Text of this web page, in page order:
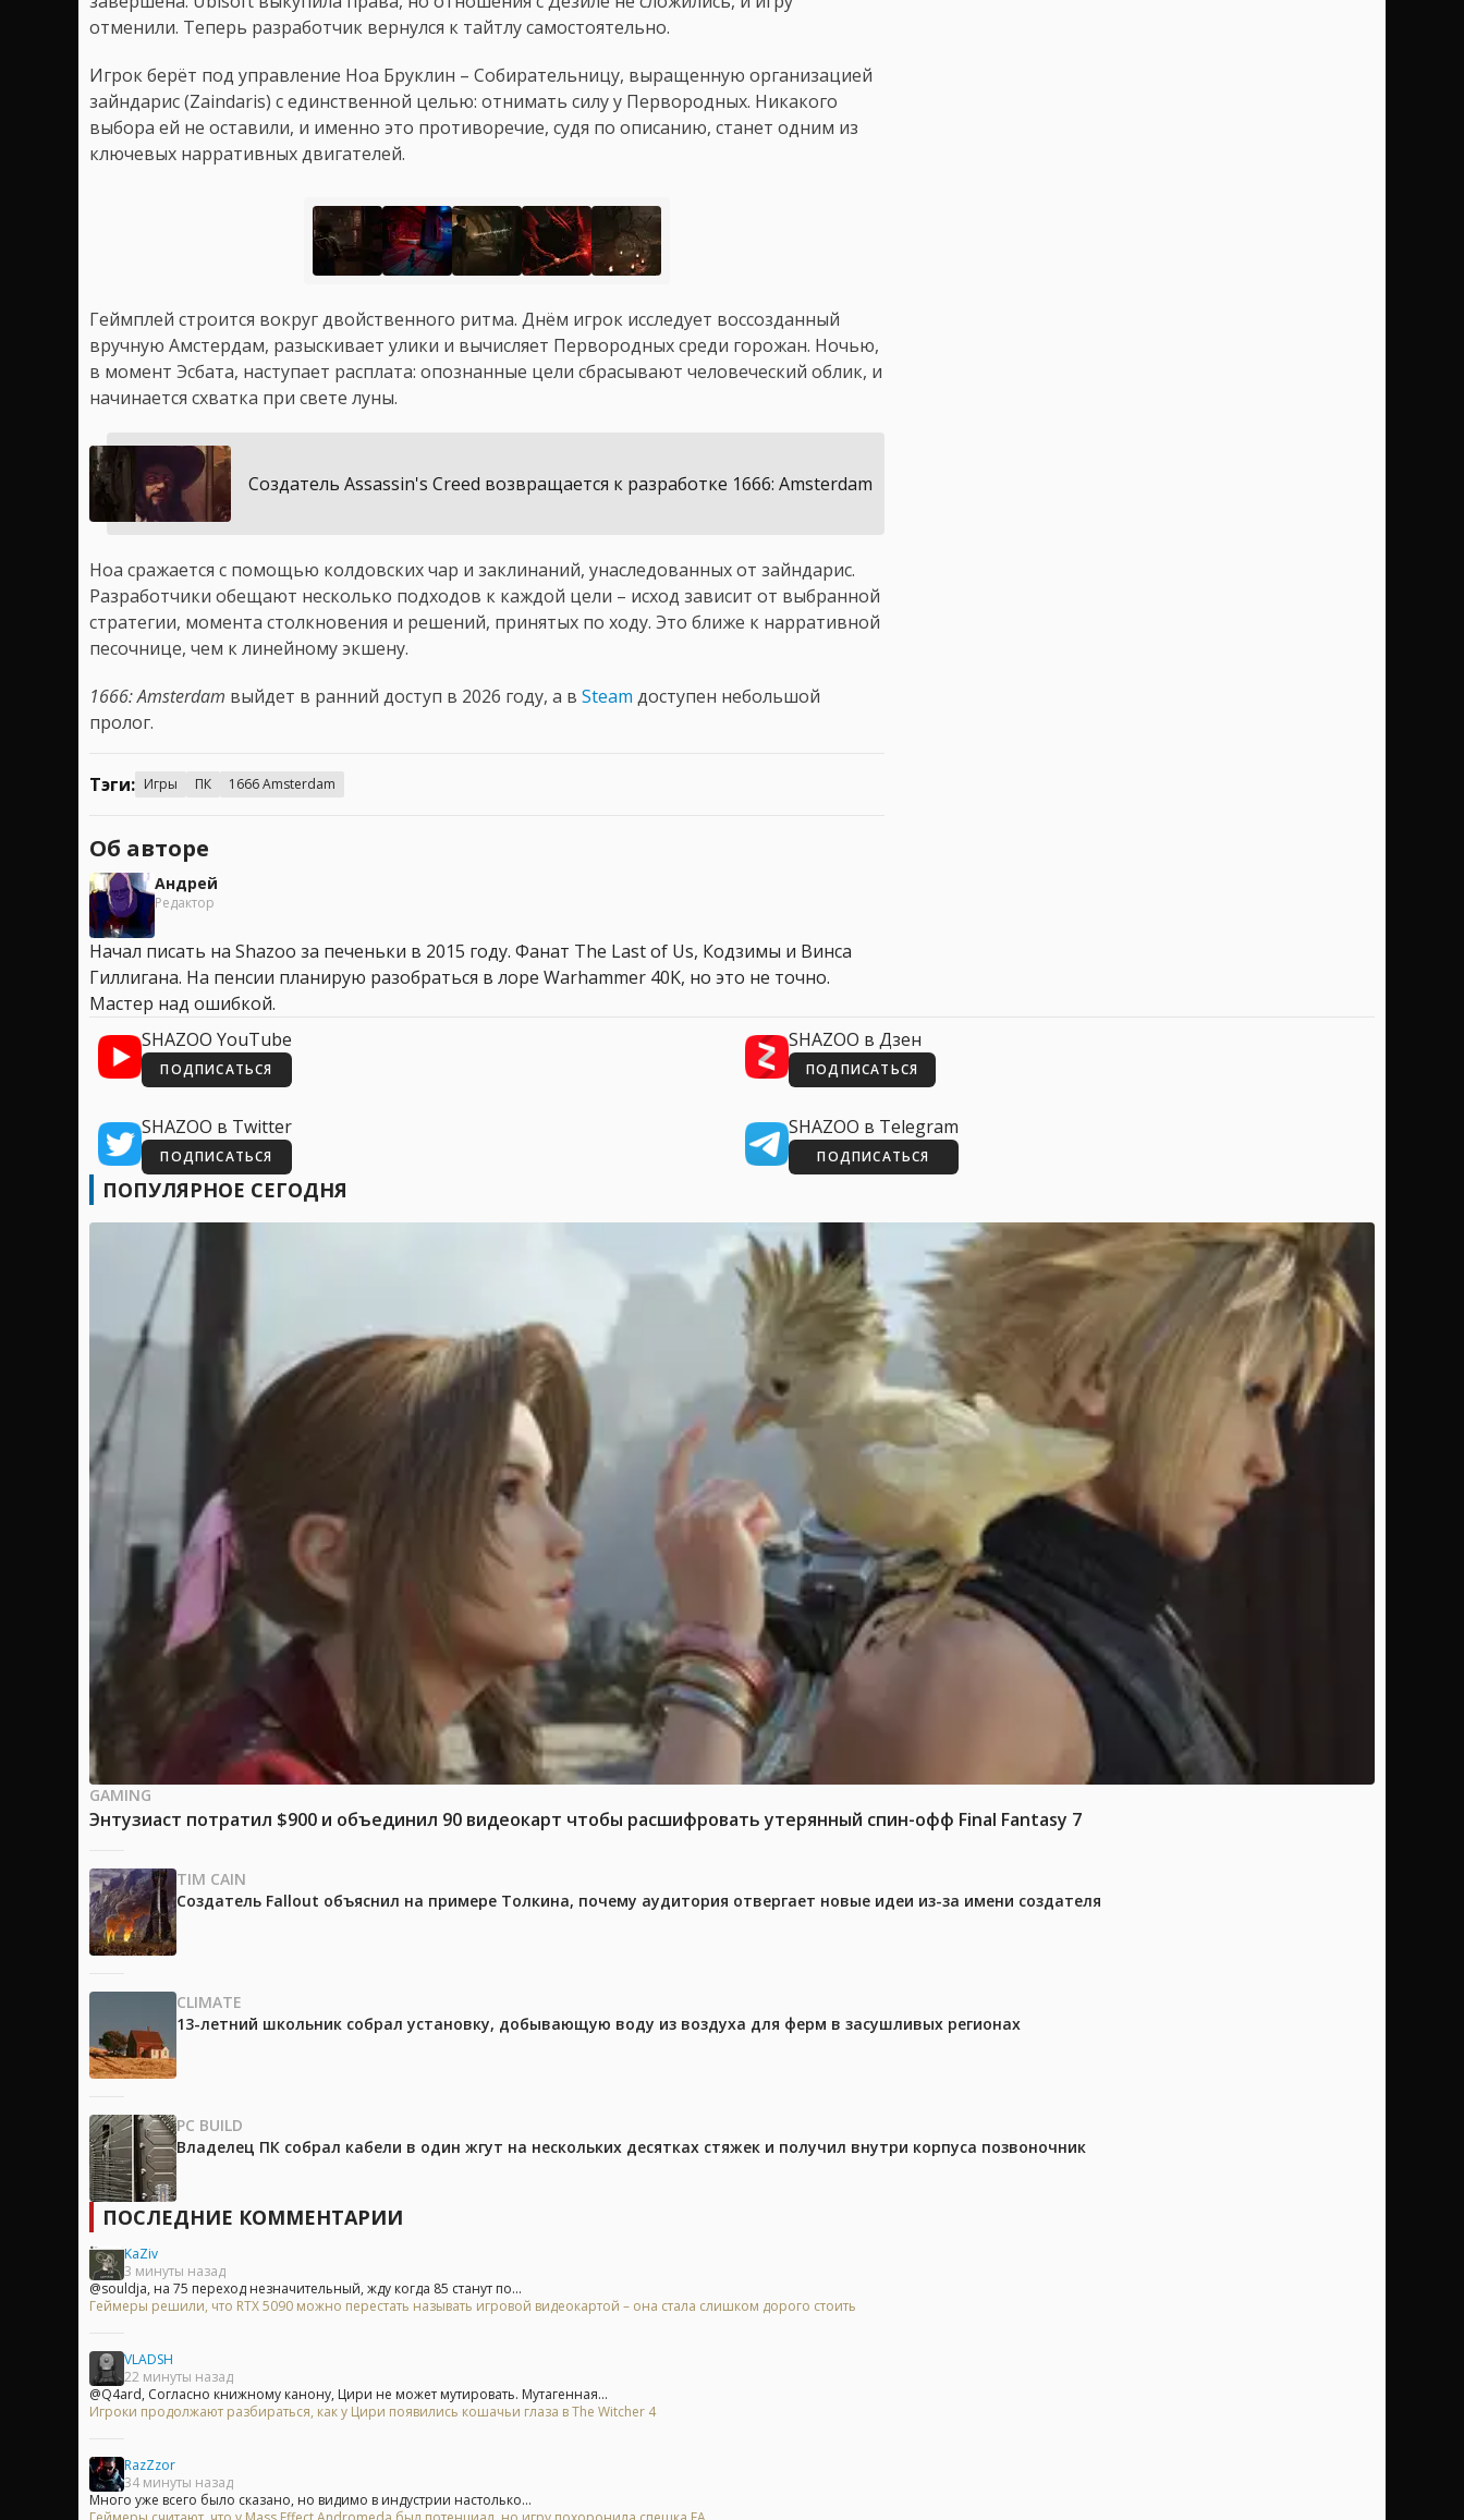
отменили. Теперь разработчик вернулся к тайтлу самостоятельно.
Игрок берёт под управление Ноа Бруклин – Собирательницу, выращенную организацией
зайндарис (Zaindaris) с единственной целью: отнимать силу у Первородных. Никакого
выбора ей не оставили, и именно это противоречие, судя по описанию, станет одним из
ключевых нарративных двигателей.
Геймплей строится вокруг двойственного ритма. Днём игрок исследует воссозданный
вручную Амстердам, разыскивает улики и вычисляет Первородных среди горожан. Ночью,
в момент Эсбата, наступает расплата: опознанные цели сбрасывают человеческий облик, и
начинается схватка при свете луны.
Создатель Assassin's Creed возвращается к разработке 1666: Amsterdam
Ноа сражается с помощью колдовских чар и заклинаний, унаследованных от зайндарис.
Разработчики обещают несколько подходов к каждой цели – исход зависит от выбранной
стратегии, момента столкновения и решений, принятых по ходу. Это ближе к нарративной
песочнице, чем к линейному экшену.
1666: Amsterdam выйдет в ранний доступ в 2026 году, а в Steam доступен небольшой
пролог.
Тэги: Игры ПК 1666 Amsterdam
Об авторе
Андрей
Редактор
Начал писать на Shazoo за печеньки в 2015 году. Фанат The Last of Us, Кодзимы и Винса
Гиллигана. На пенсии планирую разобраться в лоре Warhammer 40K, но это не точно.
Мастер над ошибкой.
SHAZOO YouTube
ПОДПИСАТЬСЯ
SHAZOO в Дзен
ПОДПИСАТЬСЯ
SHAZOO в Twitter
ПОДПИСАТЬСЯ
SHAZOO в Telegram
ПОДПИСАТЬСЯ
ПОПУЛЯРНОЕ СЕГОДНЯ
GAMING
Энтузиаст потратил $900 и объединил 90 видеокарт чтобы расшифровать утерянный спин-офф Final Fantasy 7
TIM CAIN
Создатель Fallout объяснил на примере Толкина, почему аудитория отвергает новые идеи из-за имени создателя
CLIMATE
13-летний школьник собрал установку, добывающую воду из воздуха для ферм в засушливых регионах
PC BUILD
Владелец ПК собрал кабели в один жгут на нескольких десятках стяжек и получил внутри корпуса позвоночник
ПОСЛЕДНИЕ КОММЕНТАРИИ
KaZiv
3 минуты назад
@souldja, на 75 переход незначительный, жду когда 85 станут по...
Геймеры решили, что RTX 5090 можно перестать называть игровой видеокартой – она стала слишком дорого стоить
VLADSH
22 минуты назад
@Q4ard, Согласно книжному канону, Цири не может мутировать. Мутагенная...
Игроки продолжают разбираться, как у Цири появились кошачьи глаза в The Witcher 4
RazZzor
34 минуты назад
Много уже всего было сказано, но видимо в индустрии настолько...